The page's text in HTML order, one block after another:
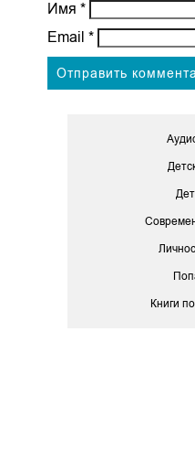
Имя *
Email *
Книги